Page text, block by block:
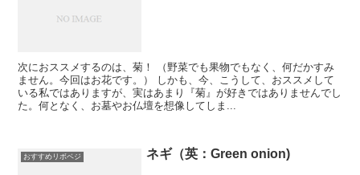
次におススメするのは、菊！ （野菜でも果物でもなく、何だかすみ
ません。今回はお花です。） しかも、今、こうして、おススメして
いる私ではありますが、実はあまり『菊』が好きではありませんでし
た。何となく、お墓やお仏壇を想像してしま...
おすすめリボベジ ネギ（英：Green onion)